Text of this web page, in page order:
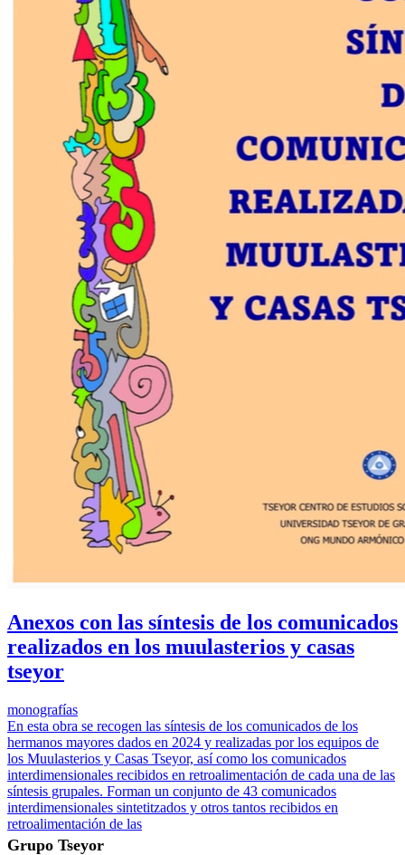
Anexos con las síntesis de los comunicados
realizados en los muulasterios y casas
tseyor
monografías
En esta obra se recogen las síntesis de los comunicados de los
hermanos mayores dados en 2024 y realizadas por los equipos de
los Muulasterios y Casas Tseyor, así como los comunicados
interdimensionales recibidos en retroalimentación de cada una de las
síntesis grupales. Forman un conjunto de 43 comunicados
interdimensionales sintetitzados y otros tantos recibidos en
retroalimentación de las
Grupo Tseyor